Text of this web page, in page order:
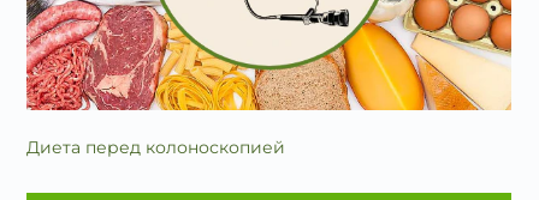
Диета перед колоноскопией